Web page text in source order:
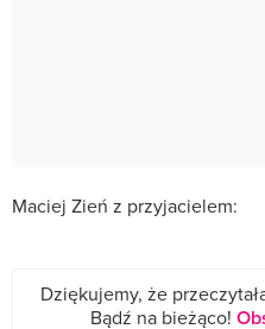
Maciej Zień z przyjacielem:
Dziękujemy, że
Bądź na bieżąco!